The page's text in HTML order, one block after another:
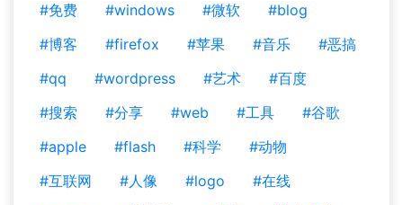
#免费
#windows #微软
#blog
#博客
#firefox #苹果 #音乐
#恶搞
#qq
#wordpress #艺术
#百度
#搜索
#分享 #web #工具
#谷歌
#apple
#flash #科学
#动物
#互联网
#人像 #logo
#在线